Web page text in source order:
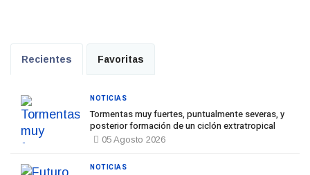
Recientes Favoritas
Tormentas muy fuertes, puntualmente severas, y
posterior formación de un ciclón extratropical
05 Agosto 2026
NOTICIAS
NOTICIAS